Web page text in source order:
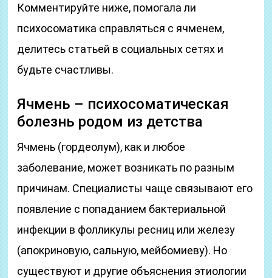
Комментируйте ниже, помогала ли
психосоматика справляться с ячменем,
делитесь статьей в социальных сетях и
будьте счастливы.
Ячмень – психосоматическая
болезнь родом из детства
Ячмень (гордеолум), как и любое
заболевание, может возникать по разным
причинам. Специалисты чаще связывают его
появление с попаданием бактериальной
инфекции в фолликулы ресниц или железу
(апокриновую, сальную, мейбомиеву). Но
существуют и другие объяснения этиологии